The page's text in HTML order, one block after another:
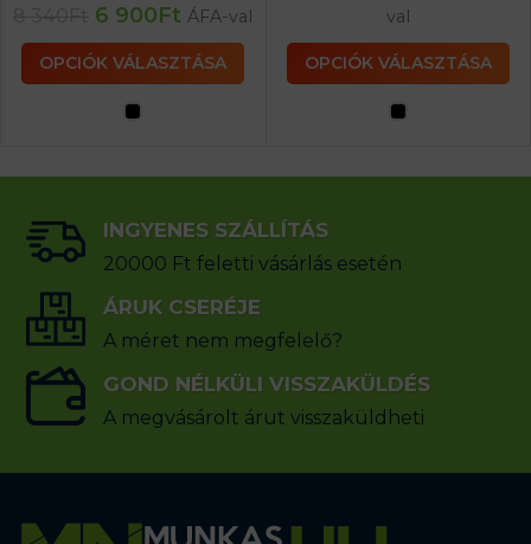
6 900Ft ÁFA-val
OPCIÓK VÁLASZTÁSA
val
OPCIÓK VÁLASZTÁSA
INGYENES SZÁLLÍTÁS
20000 Ft feletti vásárlás esetén
ÁRUK CSERÉJE
A méret nem megfelelő?
GOND NÉLKÜLI VISSZAKÜLDÉS
A megvásárolt árut visszaküldheti